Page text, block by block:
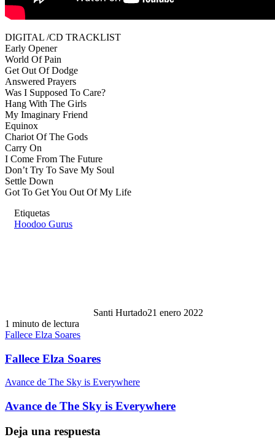
DIGITAL /CD TRACKLIST
Early Opener
World Of Pain
Get Out Of Dodge
Answered Prayers
Was I Supposed To Care?
Hang With The Girls
My Imaginary Friend
Equinox
Chariot Of The Gods
Carry On
I Come From The Future
Don’t Try To Save My Soul
Settle Down
Got To Get You Out Of My Life
Etiquetas
Hoodoo Gurus
Santi Hurtado21 enero 2022
1 minuto de lectura
Fallece Elza Soares
Fallece Elza Soares
Avance de The Sky is Everywhere
Avance de The Sky is Everywhere
Deja una respuesta